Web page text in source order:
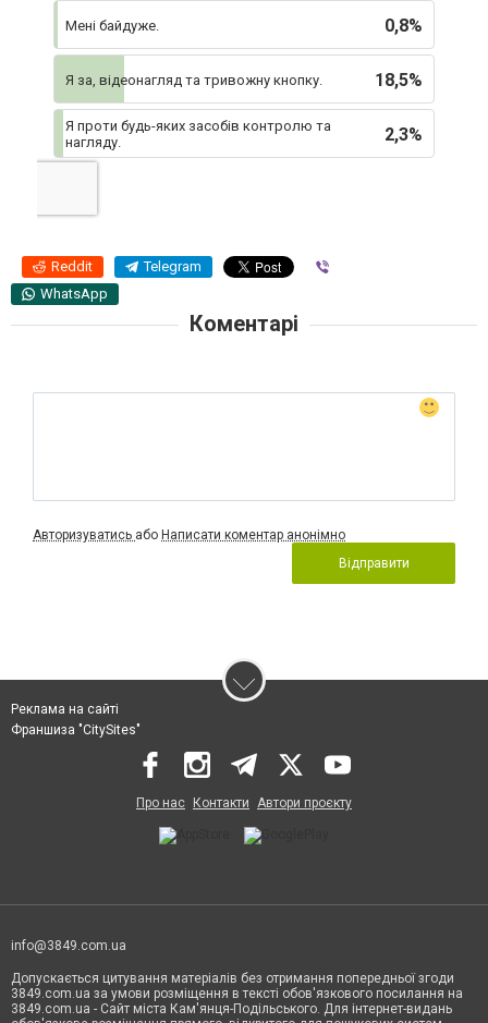
0,8%
Мені байдуже.
18,5%
Я за, відеонагляд та тривожну кнопку.
2,3%
Я проти будь-яких засобів контролю та
нагляду.
Reddit Telegram
WhatsApp
Коментарі
Авторизуватись або Написати коментар анонімно
Відправити
Реклама на сайті
Франшиза "CitySites"
Про нас Контакти Автори проєкту
info@3849.com.ua
Допускається цитування матеріалів без отримання попередньої згоди
3849.com.ua за умови розміщення в тексті обов'язкового посилання на
3849.com.ua - Сайт міста Кам'янця-Подільського. Для інтернет-видань